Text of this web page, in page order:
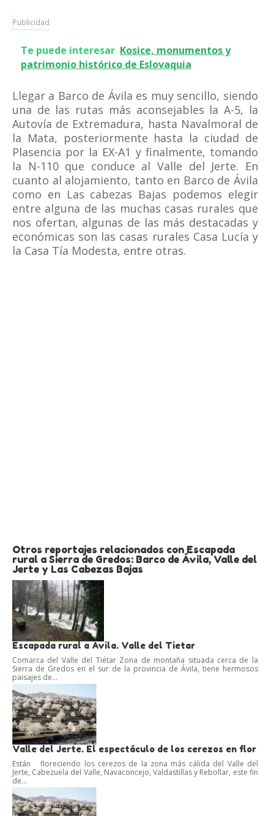
Publicidad
Te puede interesar Kosice, monumentos y
patrimonio histórico de Eslovaquia
Llegar a Barco de Ávila es muy sencillo, siendo
una de las rutas más aconsejables la A-5, la
Autovía de Extremadura, hasta Navalmoral de
la Mata, posteriormente hasta la ciudad de
Plasencia por la EX-A1 y finalmente, tomando
la N-110 que conduce al Valle del Jerte. En
cuanto al alojamiento, tanto en Barco de Ávila
como en Las cabezas Bajas podemos elegir
entre alguna de las muchas casas rurales que
nos ofertan, algunas de las más destacadas y
económicas son las casas rurales Casa Lucía y
la Casa Tía Modesta, entre otras.
Otros reportajes relacionados con Escapada
rural a Sierra de Gredos: Barco de Ávila, Valle del
Jerte y Las Cabezas Bajas
Escapada rural a Ávila. Valle del Tietar
Comarca del Valle del Tiétar Zona de montaña situada cerca de la
Sierra de Gredos en el sur de la provincia de Ávila, tiene hermosos
paisajes de...
Valle del Jerte. El espectáculo de los cerezos en flor
Están floreciendo los cerezos de la zona más cálida del Valle del
Jerte, Cabezuela del Valle, Navaconcejo, Valdastillas y Rebollar, este fin
de...